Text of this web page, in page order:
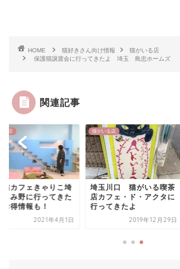
HOME 猫好きさん向け情報
猫がいる店
保護猫譲渡会に行ってきたよ 埼玉 島忠ホームズ
関連記事
る店
猫カフェきゃりこ埼
じみ野に行ってきた
得情報も！
2021年4月1日
猫がいる店
埼玉川口 猫がいる喫茶
店カフェ・ド・アクタに
行ってきたよ
2019年12月29日